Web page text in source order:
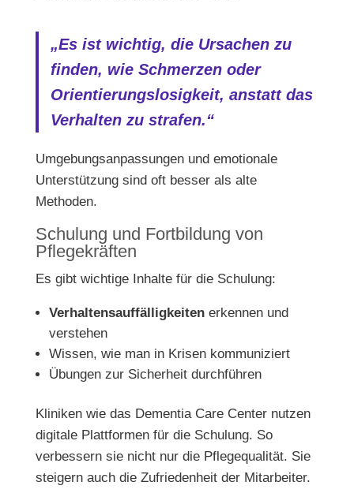
„Es ist wichtig, die Ursachen zu
finden, wie Schmerzen oder
Orientierungslosigkeit, anstatt das
Verhalten zu strafen.“
Umgebungsanpassungen und emotionale
Unterstützung sind oft besser als alte
Methoden.
Schulung und Fortbildung von
Pflegekräften
Es gibt wichtige Inhalte für die Schulung:
Verhaltensauffälligkeitenerkennen und
verstehen
Wissen, wie man in Krisen kommuniziert
Übungen zur Sicherheit durchführen
Kliniken wie das Dementia Care Center nutzen
digitale Plattformen für die Schulung. So
verbessern sie nicht nur die Pflegequalität. Sie
steigern auch die Zufriedenheit der Mitarbeiter.